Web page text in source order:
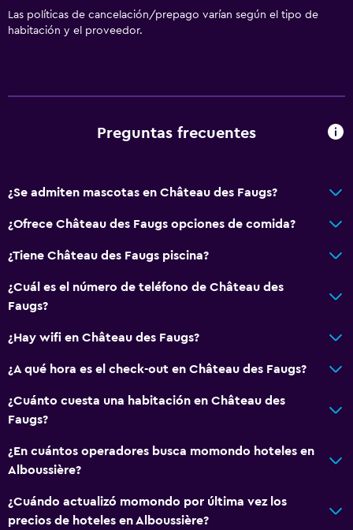
Las políticas de cancelación/prepago varían según el tipo de
habitación y el proveedor.
Preguntas frecuentes
¿Se admiten mascotas en Château des Faugs?
¿Ofrece Château des Faugs opciones de comida?
¿Tiene Château des Faugs piscina?
¿Cuál es el número de teléfono de Château des
Faugs?
¿Hay wifi en Château des Faugs?
¿A qué hora es el check-out en Château des Faugs?
¿Cuánto cuesta una habitación en Château des
Faugs?
¿En cuántos operadores busca momondo hoteles en
Alboussière?
¿Cuándo actualizó momondo por última vez los
precios de hoteles en Alboussière?